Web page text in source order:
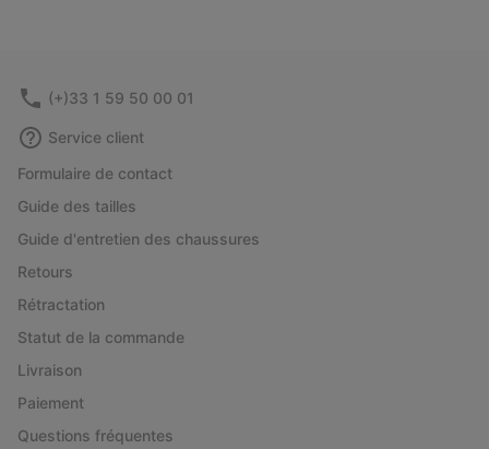
(+)33 1 59 50 00 01
Service client
Formulaire de contact
Guide des tailles
Guide d'entretien des chaussures
Retours
Rétractation
Statut de la commande
Livraison
Paiement
Questions fréquentes